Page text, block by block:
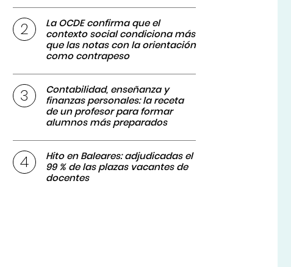
La OCDE confirma que el
contexto social condiciona más
que las notas con la orientación
como contrapeso
Contabilidad, enseñanza y
finanzas personales: la receta
de un profesor para formar
alumnos más preparados
Hito en Baleares: adjudicadas el
99 % de las plazas vacantes de
docentes